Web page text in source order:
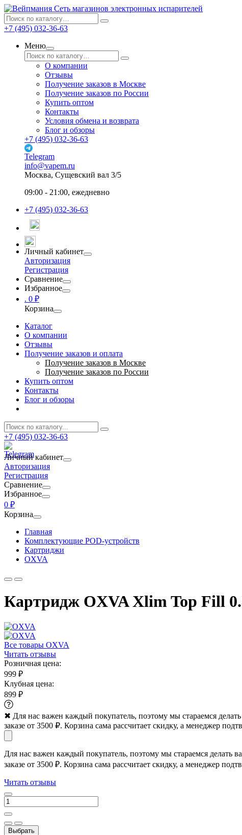
Сеть магазинов электронных испарителей
+7 (495) 032-36-63
Меню
О компании
Отзывы
Получение заказов в Москве
Получение заказов по России
Купить оптом
Контакты
Условия обмена и возврата
Блог и обзоры
+7 (495) 032-36-63
Telegram
info@vapem.ru
Москва, Сущевский вал 3/5
09:00 - 21:00, ежедневно
+7 (495) 032-36-63
Личный кабинет
Авторизация
Регистрация
Сравнение
Избранное
. 0 ₽
Корзина
Каталог
О компании
Отзывы
Получение заказов и оплата
Получение заказов в Москве
Получение заказов по России
Купить оптом
Контакты
Блог и обзоры
+7 (495) 032-36-63
Личный кабинет
Авторизация
Регистрация
Сравнение
Избранное
0 ₽
Корзина
Главная
Комплектующие POD-устройств
Картриджи
OXVA
Картридж OXVA Xlim Top Fill
Все товары OXVA
Читать отзывы
Розничная цена:
999 ₽
Клубная цена:
899 ₽
✖ Для нас важен каждый покупатель, поэтому мы стараемся
заказе от 3500 ₽. Корзина сама рассчитает скидку, а менеджер
Для нас важен каждый покупатель, поэтому мы стараемся
заказе от 3500 ₽. Корзина сама рассчитает скидку, а менеджер
Читать отзывы
Выбрать